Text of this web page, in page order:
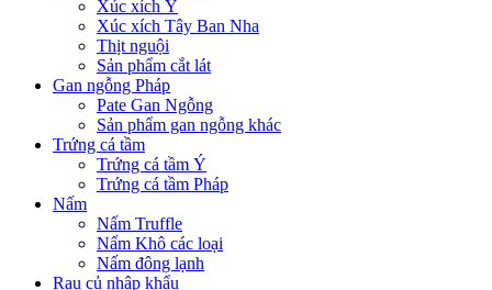
Xúc xích Ý
Xúc xích Tây Ban Nha
Thịt nguội
Sản phẩm cắt lát
Gan ngỗng Pháp
Pate Gan Ngỗng
Sản phẩm gan ngỗng khác
Trứng cá tầm
Trứng cá tầm Ý
Trứng cá tầm Pháp
Nấm
Nấm Truffle
Nấm Khô các loại
Nấm đông lạnh
Rau củ nhập khẩu